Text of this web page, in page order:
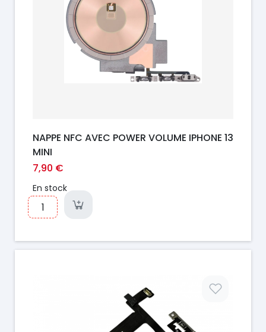
NAPPE NFC AVEC POWER VOLUME IPHONE 13
MINI
7,90 €
En stock